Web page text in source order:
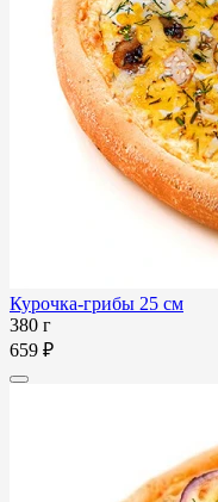
Курочка-грибы 25 см
380 г
659 ₽